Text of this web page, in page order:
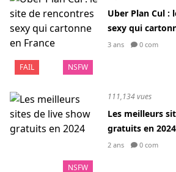
FAIL NSFW
Uber Plan Cul :
sexy qui
3 ans 0 com
NSFW
111,134 vues
Les meilleurs
gratuits en 2024
2 ans 0 com